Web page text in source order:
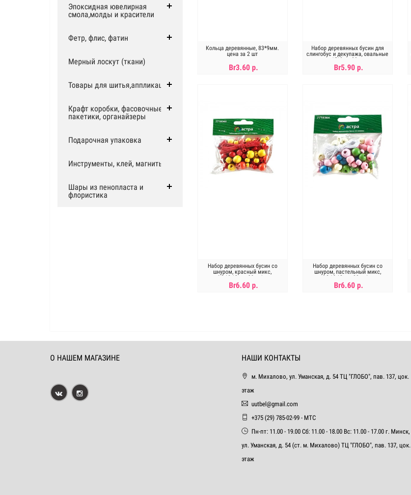
Эпоксидная ювелирная
смола,молды и красители
Фетр, флис, фатин
Мерный лоскут (ткани)
Товары для шитья,аппликации
Крафт коробки, фасовочные
пакетики, органайзеры
Подарочная упаковка
Инструменты, клей, магниты
Шары из пенопласта и
флористика
Кольца деревянные, 83*9мм.
цена за 2 шт
Br3.60 р.
Набор деревянных бусин для
слингобус и декупажа, овальные
15*8мм,30шт
Br5.90 р.
Набор деревянных бусин со
шнуром, красный микс,
6,8,10,12мм, 90шт/уп
Br6.60 р.
Набор деревянных бусин со
шнуром, пастельный микс,
6,8,10,12мм, 90шт/уп
Br6.60 р.
О НАШЕМ МАГАЗИНЕ НАШИ КОНТАКТЫ
м. Михалово, ул. Уманская, д. 54 ТЦ "ГЛОБО", пав. 137, цок.
этаж
uutbel@gmail.com
+375 (29) 785-02-99 - МТС
Пн-пт: 11.00 - 19.00 Сб: 11.00 - 18.00 Вс: 11.00 - 17.00 г. Минск,
ул. Уманская, д. 54 (ст. м. Михалово) ТЦ "ГЛОБО", пав. 137, цок.
этаж